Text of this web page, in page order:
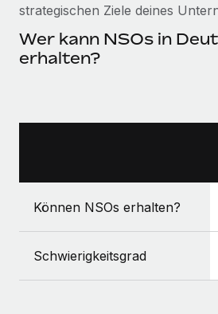
aller Größen dabei unterstützen, die
Mehr erfahren
strategischen Ziele deines
Wer kann NSOs in
erhalten?
Können NSOs erhalten?
Schwierigkeitsgrad